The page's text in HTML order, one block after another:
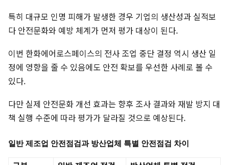
특히 대규모 인명 피해가 발생한 경우 기업의 생산성과 실적보
다 안전문화와 예방 체계가 먼저 평가 대상이 된다.
이번 한화에어로스페이스의 전사 조업 중단 결정 역시 생산 일
정에 영향을 줄 수 있음에도 안전 확보를 우선한 사례로 볼 수
있다.
다만 실제 안전문화 개선 효과는 향후 조사 결과와 재발 방지 대
책 실행 수준에 따라 평가가 달라질 것으로 예상된다.
일반 제조업 안전점검과 방산업체 특별 안전점검 차이